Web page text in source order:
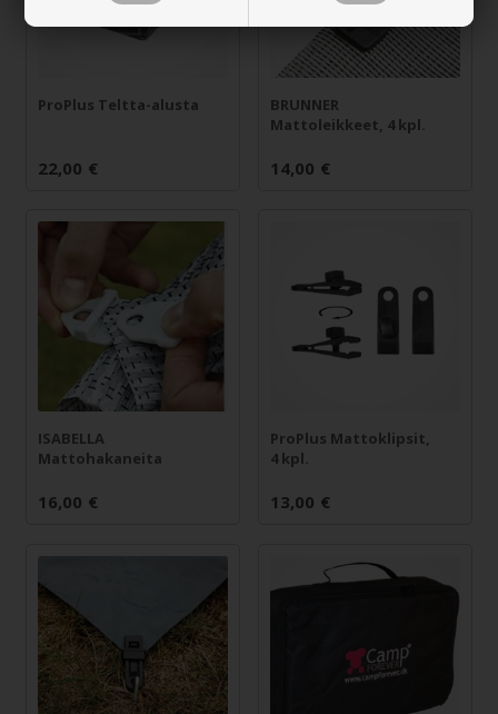
ProPlus Teltta-alusta
22,00 €
BRUNNER
Mattoleikkeet, 4 kpl.
14,00 €
ISABELLA
Mattohakaneita
16,00 €
ProPlus Mattoklipsit,
4 kpl.
13,00 €